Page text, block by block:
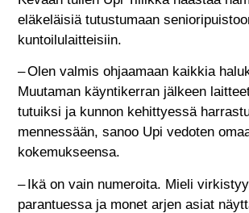
eläkeläisiä tutustumaan
kuntoilulaitteisiin.
– Olen valmis ohjaamaan kaikkia
Muutaman käyntikerran jälkeen
tutuiksi ja kunnon kehittyessä
mennessään, sanoo Upi vedoten
kokemukseensa.
– Ikä on vain numeroita. Mieli
parantuessa ja monet arjen asiat